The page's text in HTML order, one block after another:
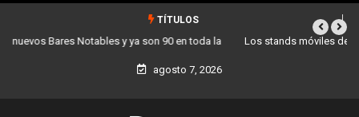
TÍTULOS
Los stands móviles de la Ciudad llegan esta semana a Villa Devoto
agosto 7, 2026